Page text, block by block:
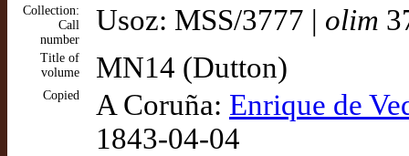
Collection:
Call
number
Usoz: MSS/3777 | olim
Title of
volume
MN14 (Dutton)
Copied A Coruña: Enrique de
1843-04-04